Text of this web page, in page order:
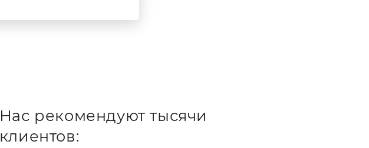
Нас рекомендуют тысячи
клиентов: